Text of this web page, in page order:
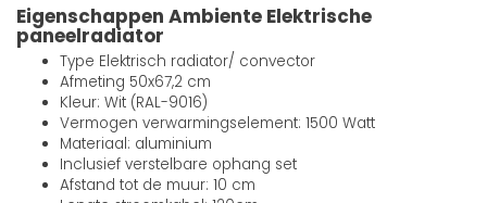
Eigenschappen Ambiente Elektrische
paneelradiator
Type Elektrisch radiator/ convector
Afmeting 50x67,2 cm
Kleur: Wit (RAL-9016)
Vermogen verwarmingselement: 1500 Watt
Materiaal: aluminium
Inclusief verstelbare ophang set
Afstand tot de muur: 10 cm